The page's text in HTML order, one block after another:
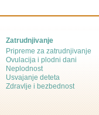
Zatrudnjivanje
Pripreme za zatrudnjivanje
Ovulacija i plodni dani
Neplodnost
Usvajanje deteta
Zdravlje i bezbednost